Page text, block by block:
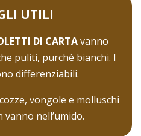
UTILI
DI CARTAvanno
puliti, purché bianchi. I
differenziabili.
vongole e molluschi
nell’umido.